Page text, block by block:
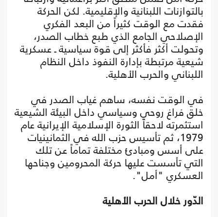
بالتوازنات اللبنانية والإقليمية. لكن الحركة
فقدت مع الوقت كثيراً من البعد الفكري
الإصلاحي الجامع الذي طبع خطاب الصدر،
وتحولت أكثر فأكثر إلى قوة سياسية ـ عسكرية
شيعية مرتبطة بإدارة النفوذ داخل النظام
اللبناني والحرب الأهلية.
في الوقت نفسه، ساهم غياب الصدر في
خلق فراغ روحي وسياسي داخل البيئة الشيعية
استثمرته لاحقاً الثورة الإسلامية الإيرانية عام
1979، ثم تأسيس حزب الله في الثمانينيات
على أسس ومبادئ مختلفة تماماً عن تلك
التي تأسست عليها حركة المحرومين وجناحها
العسكري "أمل".
الدّور خلال الحرب الأهلية